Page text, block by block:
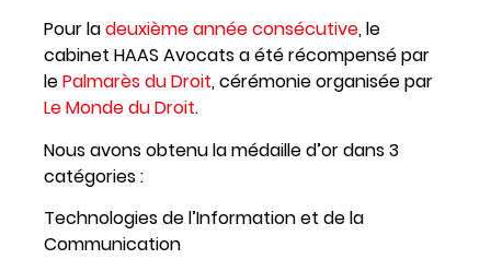
Pour ladeuxième année consécutive, le
cabinet HAAS Avocats a été récompensé par
lePalmarès du Droit, cérémonie organisée par
Le Monde du Droit.
Nous avons obtenu la médaille d’or dans 3
catégories :
Technologies de l’Information et de la
Communication